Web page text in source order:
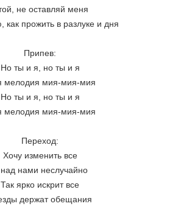
не оставляй меня
как прожить в разлуке и дня
Припев:
Но ты и я, но ты и я
мелодия мия-мия-мия
Но ты и я, но ты и я
мелодия мия-мия-мия
Переход:
Хочу изменить все
нами неслучайно
Так ярко искрит все
держат обещания